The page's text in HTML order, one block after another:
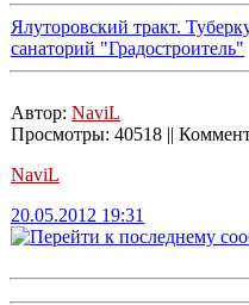
Ялуторовский тракт.
санаторий "Градостроитель"
Автор: NaviL
Просмотры: 40518 ||
NaviL
20.05.2012 19:31